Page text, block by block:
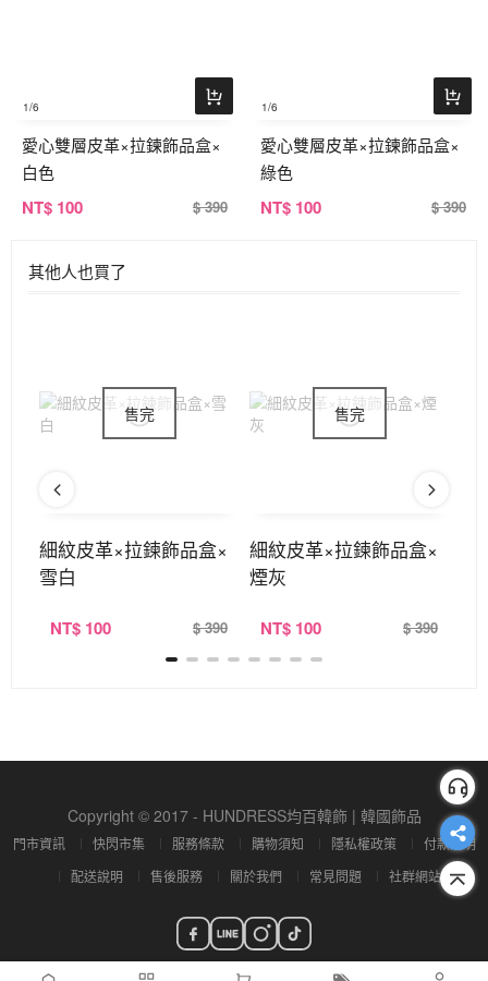
1/6
愛心雙層皮革×拉鍊飾品盒×
白色
NT$ 100 $ 390
1/6
愛心雙層皮革×拉鍊飾品盒×
綠色
NT$ 100 $ 390
其他人也買了
細紋皮革×拉鍊飾品盒×
雪白
NT$ 100 $ 390
細紋皮革×拉鍊飾品盒×
煙灰
NT$ 100 $ 390
Copyright © 2017 - HUNDRESS均百韓飾 | 韓國飾品
門市資訊 快閃市集 服務條款 購物須知 隱私權政策
付款說明
配送說明
售後服務 關於我們 常見問題 社群網站